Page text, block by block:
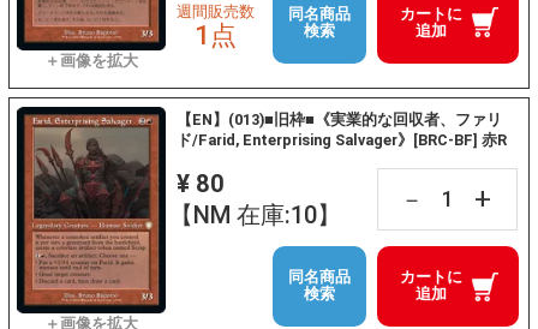
カートに
追加
週間販売数
1点
同名商品
検索
【EN】(013)■旧枠■《実業的な回収者、ファリ
ド/Farid, Enterprising Salvager》[BRC-BF] 赤R
¥ 80
【NM 在庫:10】
－ +
カートに
追加
同名商品
検索